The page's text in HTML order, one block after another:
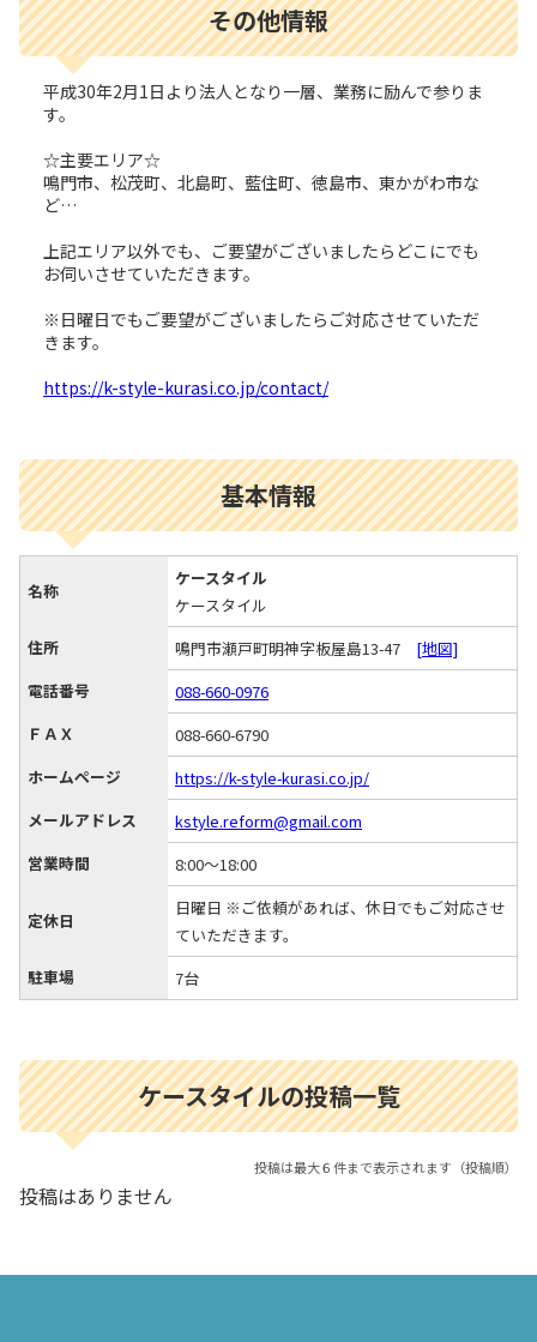
その他情報
平成30年2月1日より法人となり一層、業務に励んで参りま
す。
☆主要エリア☆
鳴門市、松茂町、北島町、藍住町、徳島市、東かがわ市な
ど…
上記エリア以外でも、ご要望がございましたらどこにでも
お伺いさせていただきます。
※日曜日でもご要望がございましたらご対応させていただ
きます。
https://k-style-kurasi.co.jp/contact/
基本情報
名称
ケースタイル
ケースタイル
住所
鳴門市瀬戸町明神字板屋島13-47 [地図]
電話番号
088-660-0976
ＦＡＸ
088-660-6790
ホームページ
https://k-style-kurasi.co.jp/
メールアドレス
kstyle.reform@gmail.com
営業時間
8:00～18:00
定休日
日曜日 ※ご依頼があれば、休日でもご対応させ
ていただきます。
駐車場
7台
ケースタイルの投稿一覧
投稿は最大６件まで表示されます（投稿順）
投稿はありません